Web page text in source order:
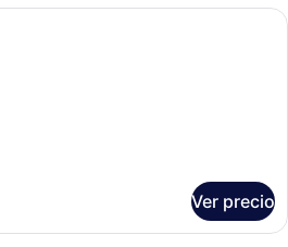
Ver precio